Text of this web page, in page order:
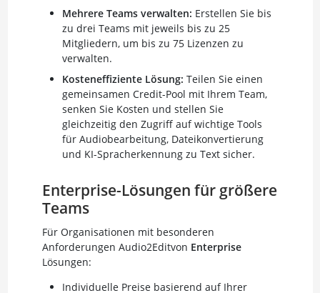
Mehrere Teams verwalten: Erstellen Sie bis
zu drei Teams mit jeweils bis zu 25
Mitgliedern, um bis zu 75 Lizenzen zu
verwalten.
Kosteneffiziente Lösung: Teilen Sie einen
gemeinsamen Credit-Pool mit Ihrem Team,
senken Sie Kosten und stellen Sie
gleichzeitig den Zugriff auf wichtige Tools
für Audiobearbeitung, Dateikonvertierung
und KI-Spracherkennung zu Text sicher.
Enterprise-Lösungen für größere
Teams
Für Organisationen mit besonderen
Anforderungen Audio2Editvon Enterprise
Lösungen:
Individuelle Preise basierend auf Ihrer